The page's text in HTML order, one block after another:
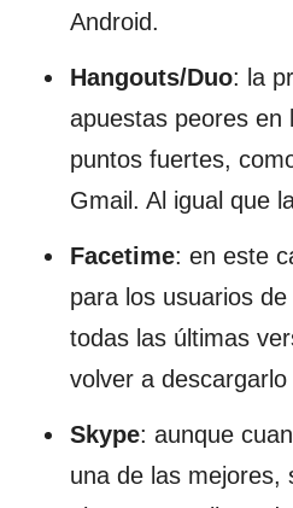
Android.
Hangouts/Duo: la
apuestas peores en
puntos fuertes,
Gmail. Al igual que
Facetime: en este
para los usuarios
todas las últimas
volver a
Skype: aunque
una de las mejores,